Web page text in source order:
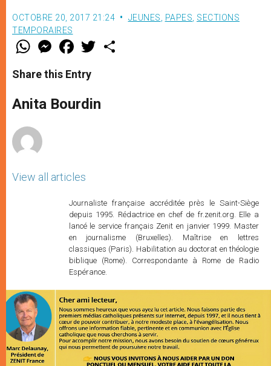
OCTOBRE 20, 2017 21:24 JEUNES PAPES SECTIONS
TEMPORAIRES
W
t
s
p
p
M
e
s
e
g
e
F
a
e
b
o
k
w
r
Share this Entry
Anita Bourdin
View all articles
Journaliste française accréditée près le Saint-Siège
depuis 1995. Rédactrice en chef de fr.zenit.org. Elle a
lancé le service français Zenit en janvier 1999. Master
en journalisme (Bruxelles). Maîtrise en lettres
classiques (Paris). Habilitation au doctorat en théologie
biblique (Rome). Correspondante à Rome de Radio
Espérance.